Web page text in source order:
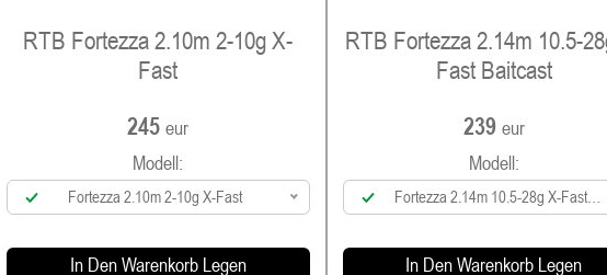
RTB Fortezza 2.10m 2-10g X-
Fast
245eur
Modell:
Fortezza 2.10m 2-10g X-Fast
In Den Warenkorb Legen
RTB Fortezza 2.14m 10.5-
Fast Baitcast
239 eur
Modell:
Fortezza 2.14m 10.5-28g X-Fast
Baitcast
In Den Warenkorb Legen